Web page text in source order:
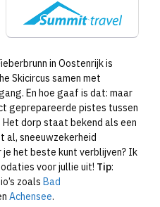
in Oostenrijk is
Skicircus samen met
En hoe gaaf is dat: maar
geprepareerde pistes tussen
dorp staat bekend als een
al, sneeuwzekerheid
het beste kunt verblijven? Ik
voor jullie uit! Tip:
zoals Bad
Achensee.